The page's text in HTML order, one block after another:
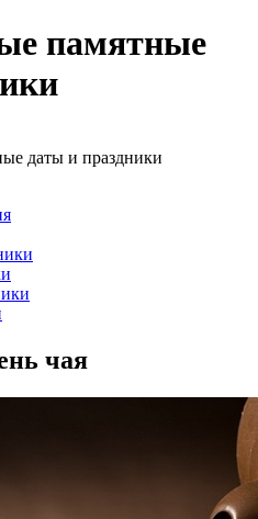
памятные
даты и праздники
чая